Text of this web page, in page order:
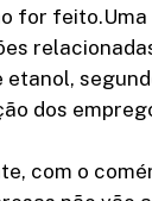
for feito.Uma
etanol,
dos
com o